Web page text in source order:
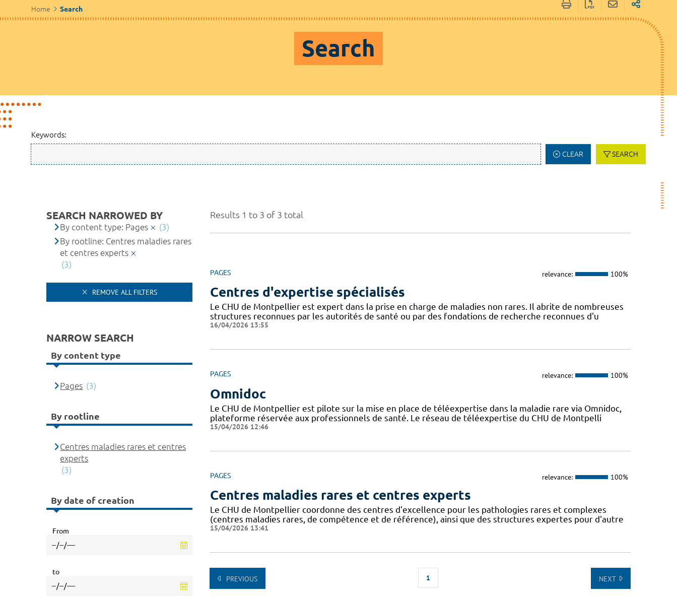
Home Search
Search
Keywords:
CLEAR SEARCH
Results 1 to 3 of 3 total
PAGES relevance: 100%
Centres d'expertise spécialisés
Le CHU de Montpellier est expert dans la prise en charge de maladies non rares. Il abrite de nombreuses
structures reconnues par les autorités de santé ou par des fondations de recherche reconnues d'u
16/04/2026 13:55
PAGES relevance: 100%
Omnidoc
Le CHU de Montpellier est pilote sur la mise en place de téléexpertise dans la maladie rare via Omnidoc,
plateforme réservée aux professionnels de santé. Le réseau de téléexpertise du CHU de Montpelli
15/04/2026 12:46
PAGES relevance: 100%
Centres maladies rares et centres experts
Le CHU de Montpellier coordonne des centres d'excellence pour les pathologies rares et complexes
(centres maladies rares, de compétence et de référence), ainsi que des structures expertes pour d'autre
15/04/2026 13:41
PREVIOUS 1 NEXT
SEARCH NARROWED BY
By content type: Pages
(3)
By rootline: Centres maladies rares
et centres experts
(3)
REMOVE ALL FILTERS
NARROW SEARCH
By content type
Pages (3)
By rootline
Centres maladies rares et centres
experts
(3)
By date of creation
From
to